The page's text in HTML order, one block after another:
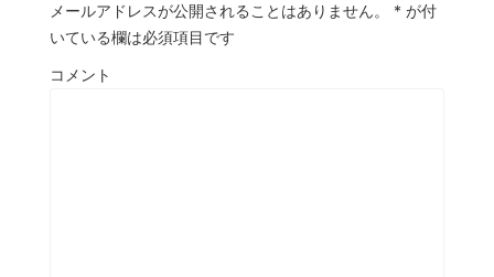
メールアドレスが公開されることはありません。 * が付
いている欄は必須項目です
コメント